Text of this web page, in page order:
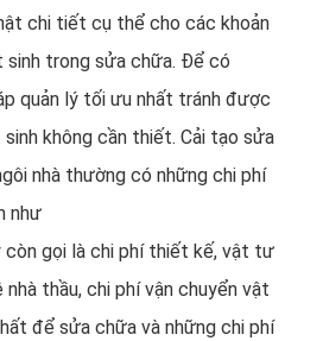
chi tiết cụ thể cho các khoản
sinh trong sửa chữa. Để có
quản lý tối ưu nhất tránh được
không cần thiết. Cải tạo sửa
nhà thường có những chi phí
như
còn gọi là chi phí thiết kế, vật tư
nhà thầu, chi phí vận chuyển vật
để sửa chữa và những chi phí